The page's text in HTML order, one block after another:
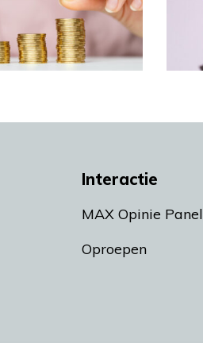
Interactie
MAX Opinie Panel
Oproepen